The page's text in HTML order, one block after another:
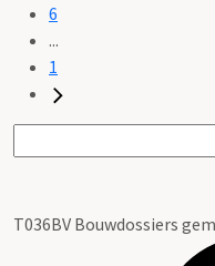
6
...
1
T036BV Bouwdossiers